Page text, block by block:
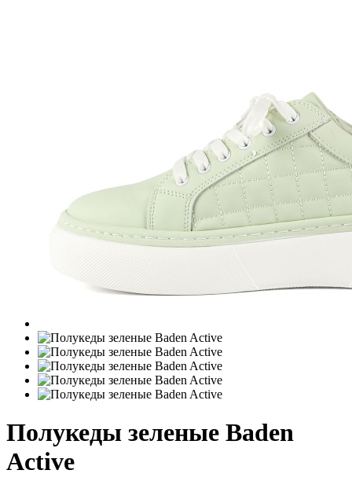
Полукеды зеленые Baden
Active